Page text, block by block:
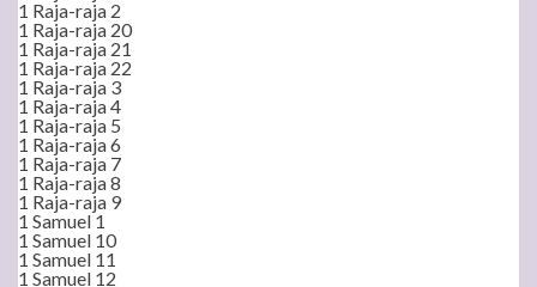
1 Raja-raja 2
1 Raja-raja 20
1 Raja-raja 21
1 Raja-raja 22
1 Raja-raja 3
1 Raja-raja 4
1 Raja-raja 5
1 Raja-raja 6
1 Raja-raja 7
1 Raja-raja 8
1 Raja-raja 9
1 Samuel 1
1 Samuel 10
1 Samuel 11
1 Samuel 12